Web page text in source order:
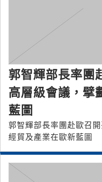
郭智輝部長率團
高層級會議，擘
藍圖
郭智輝部長率團赴歐召
經貿及產業在歐新藍圖